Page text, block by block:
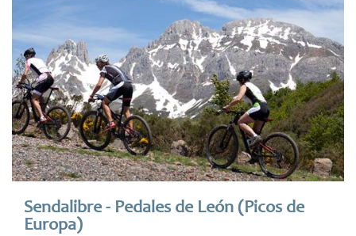
Sendalibre - Pedales de León (Picos de
Europa)